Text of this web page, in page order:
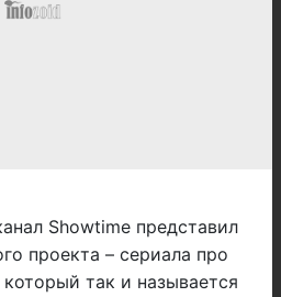
Showtime представил
проекта – сериала про
который так и называется